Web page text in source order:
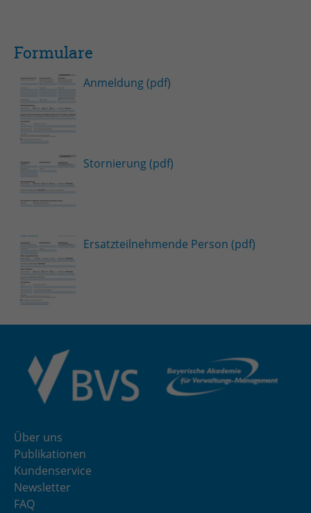
Formulare
Anmeldung (pdf)
Stornierung (pdf)
Ersatzteilnehmende Person (pdf)
Über uns
Publikationen
Kundenservice
Newsletter
FAQ